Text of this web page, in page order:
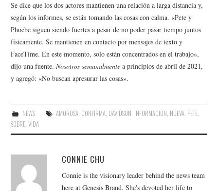
Se dice que los dos actores mantienen una relación a larga distancia y,
según los informes, se están tomando las cosas con calma. «Pete y
Phoebe siguen siendo fuertes a pesar de no poder pasar tiempo juntos
físicamente. Se mantienen en contacto por mensajes de texto y
FaceTime. En este momento, solo están concentrados en el trabajo»,
dijo una fuente.Nosotros semanalmentea principios de abril de 2021,
y agregó: «No buscan apresurar las cosas».
NEWS AMOROSA, CONFIRMA, DAVIDSON, INFORMACIÓN, NUEVA, PETE,
SOBRE,VIDA
CONNIE CHU
Connie is the visionary leader behind the news team
here at Genesis Brand. She's devoted her life to